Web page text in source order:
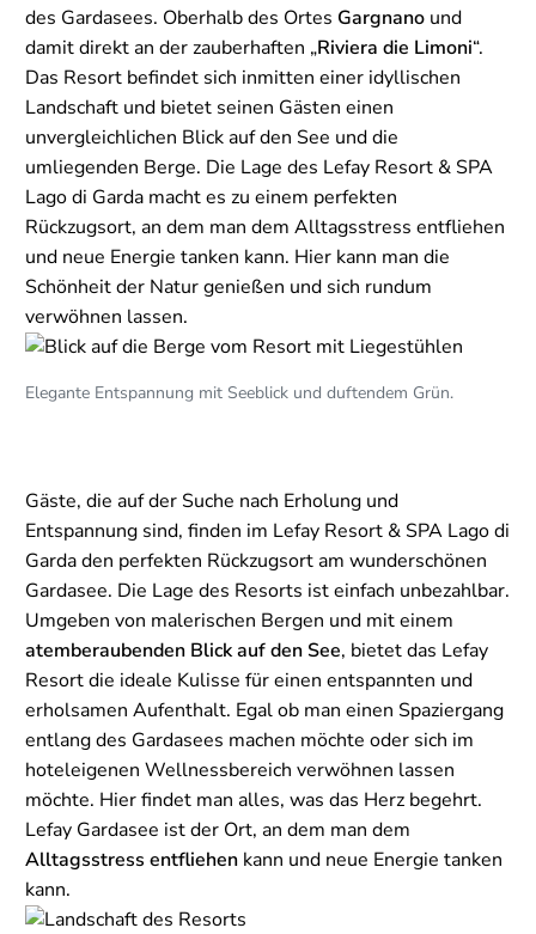
des Gardasees. Oberhalb des Ortes Gargnano und
damit direkt an der zauberhaften „Riviera die Limoni“.
Das Resort befindet sich inmitten einer idyllischen
Landschaft und bietet seinen Gästen einen
unvergleichlichen Blick auf den See und die
umliegenden Berge. Die Lage des Lefay Resort & SPA
Lago di Garda macht es zu einem perfekten
Rückzugsort, an dem man dem Alltagsstress entfliehen
und neue Energie tanken kann. Hier kann man die
Schönheit der Natur genießen und sich rundum
verwöhnen lassen.
Elegante Entspannung mit Seeblick und duftendem Grün.
Gäste, die auf der Suche nach Erholung und
Entspannung sind, finden im Lefay Resort & SPA Lago di
Garda den perfekten Rückzugsort am wunderschönen
Gardasee. Die Lage des Resorts ist einfach unbezahlbar.
Umgeben von malerischen Bergen und mit einem
atemberaubenden Blick auf den See, bietet das Lefay
Resort die ideale Kulisse für einen entspannten und
erholsamen Aufenthalt. Egal ob man einen Spaziergang
entlang des Gardasees machen möchte oder sich im
hoteleigenen Wellnessbereich verwöhnen lassen
möchte. Hier findet man alles, was das Herz begehrt.
Lefay Gardasee ist der Ort, an dem man dem
Alltagsstress entfliehen kann und neue Energie tanken
kann.